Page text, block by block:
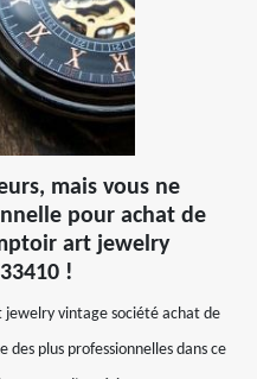
mais vous ne
pour achat de
art jewelry
!
jewelry vintage société achat de
des plus professionnelles dans ce